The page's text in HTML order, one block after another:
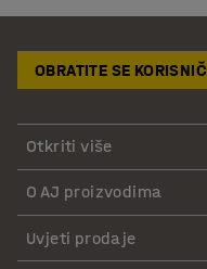
OBRATITE SE
Otkriti više
O AJ proizvodima
Uvjeti prodaje